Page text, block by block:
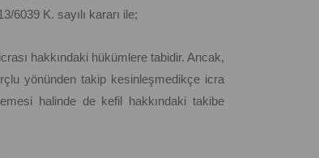
6039 K. sayılı kararı ile;
hakkındaki hükümlere tabidir. Ancak,
yönünden takip kesinleşmedikçe icra
halinde de kefil hakkındaki takibe